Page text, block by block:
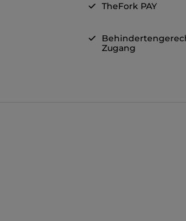
TheFork PAY
Zugang